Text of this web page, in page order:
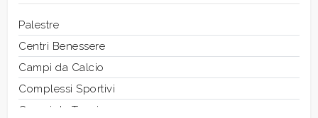
Numero posti auto
scoperti
Piano Piano terra
Posto auto Scoperto
Anno di costruzione 1900
Palestre
Centri Benessere
Campi da Calcio
Complessi Sportivi
Campi da Tennis
Giardino
Posto auto/Box